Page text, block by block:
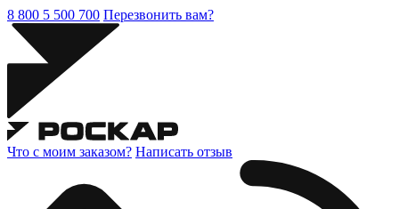
8 800 5 500 700 Перезвонить вам?
Что с моим заказом? Написать отзыв